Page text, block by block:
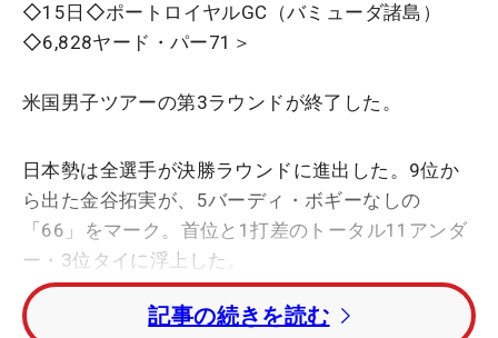
◇15日◇ポートロイヤルGC（バミューダ諸島）
◇6,828ヤード・パー71＞
米国男子ツアーの第3ラウンドが終了した。
日本勢は全選手が決勝ラウンドに進出した。9位か
ら出た金谷拓実が、5バーディ・ボギーなしの
「66」をマーク。首位と1打差のトータル11アンダ
ー・3位タイに浮上した。
フェデックスカップランキング120位の金谷にとっ
記事の続きを読む